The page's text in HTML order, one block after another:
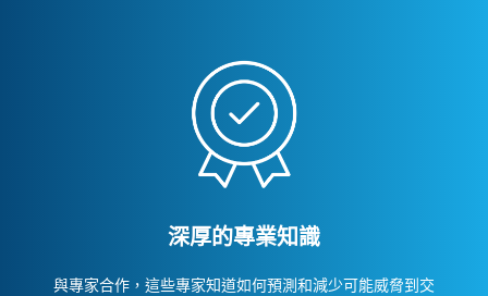
深厚的專業知識
與專家合作，這些專家知道如何預測和減少可能威脅到交